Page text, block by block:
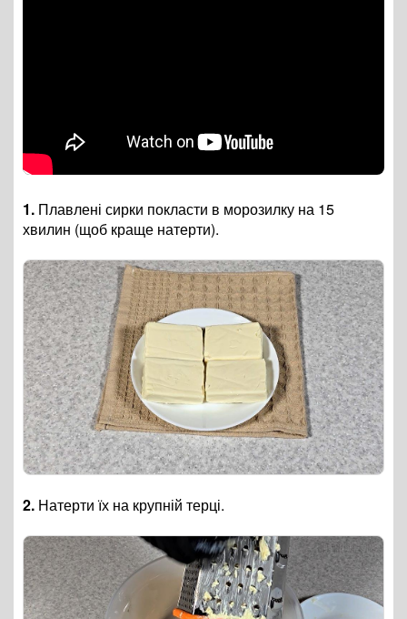
1. Плавлені сирки покласти в морозилку на 15
хвилин (щоб краще натерти).
2. Натерти їх на крупній терці.